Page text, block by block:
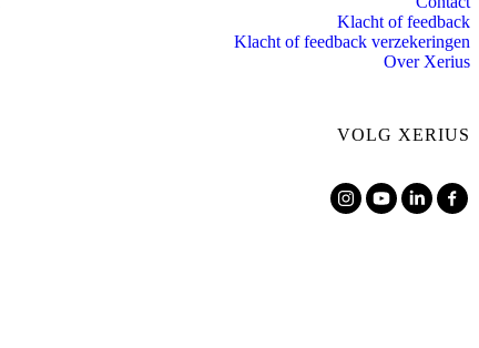
Klacht of feedback
Klacht of feedback verzekeringen
Over Xerius
VOLG XERIUS